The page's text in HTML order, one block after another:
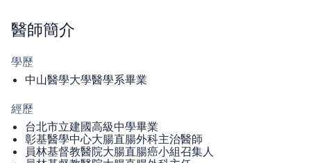
醫師簡介
學歷
中山醫學大學醫學系畢業
經歷
台北市立建國高級中學畢業
彰基醫學中心大腸直腸外科主治醫師
員林基督教醫院大腸直腸癌小組召集人